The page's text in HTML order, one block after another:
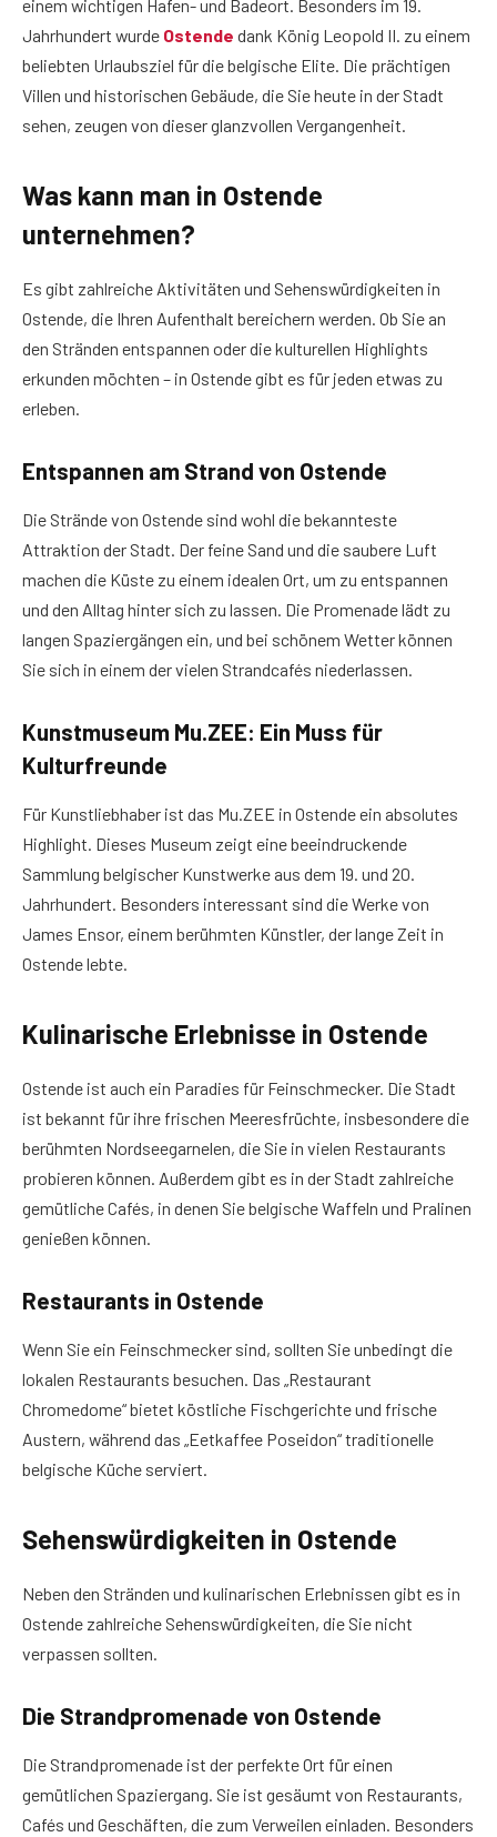
einem wichtigen Hafen- und Badeort. Besonders im 19.
Jahrhundert wurde Ostende dank König Leopold II. zu einem
beliebten Urlaubsziel für die belgische Elite. Die prächtigen
Villen und historischen Gebäude, die Sie heute in der Stadt
sehen, zeugen von dieser glanzvollen Vergangenheit.
Was kann man in Ostende
unternehmen?
Es gibt zahlreiche Aktivitäten und Sehenswürdigkeiten in
Ostende, die Ihren Aufenthalt bereichern werden. Ob Sie an
den Stränden entspannen oder die kulturellen Highlights
erkunden möchten – in Ostende gibt es für jeden etwas zu
erleben.
Entspannen am Strand von Ostende
Die Strände von Ostende sind wohl die bekannteste
Attraktion der Stadt. Der feine Sand und die saubere Luft
machen die Küste zu einem idealen Ort, um zu entspannen
und den Alltag hinter sich zu lassen. Die Promenade lädt zu
langen Spaziergängen ein, und bei schönem Wetter können
Sie sich in einem der vielen Strandcafés niederlassen.
Kunstmuseum Mu.ZEE: Ein Muss für
Kulturfreunde
Für Kunstliebhaber ist das Mu.ZEE in Ostende ein absolutes
Highlight. Dieses Museum zeigt eine beeindruckende
Sammlung belgischer Kunstwerke aus dem 19. und 20.
Jahrhundert. Besonders interessant sind die Werke von
James Ensor, einem berühmten Künstler, der lange Zeit in
Ostende lebte.
Kulinarische Erlebnisse in Ostende
Ostende ist auch ein Paradies für Feinschmecker. Die Stadt
ist bekannt für ihre frischen Meeresfrüchte, insbesondere die
berühmten Nordseegarnelen, die Sie in vielen Restaurants
probieren können. Außerdem gibt es in der Stadt zahlreiche
gemütliche Cafés, in denen Sie belgische Waffeln und Pralinen
genießen können.
Restaurants in Ostende
Wenn Sie ein Feinschmecker sind, sollten Sie unbedingt die
lokalen Restaurants besuchen. Das „Restaurant
Chromedome“ bietet köstliche Fischgerichte und frische
Austern, während das „Eetkaffee Poseidon“ traditionelle
belgische Küche serviert.
Sehenswürdigkeiten in Ostende
Neben den Stränden und kulinarischen Erlebnissen gibt es in
Ostende zahlreiche Sehenswürdigkeiten, die Sie nicht
verpassen sollten.
Die Strandpromenade von Ostende
Die Strandpromenade ist der perfekte Ort für einen
gemütlichen Spaziergang. Sie ist gesäumt von Restaurants,
Cafés und Geschäften, die zum Verweilen einladen. Besonders